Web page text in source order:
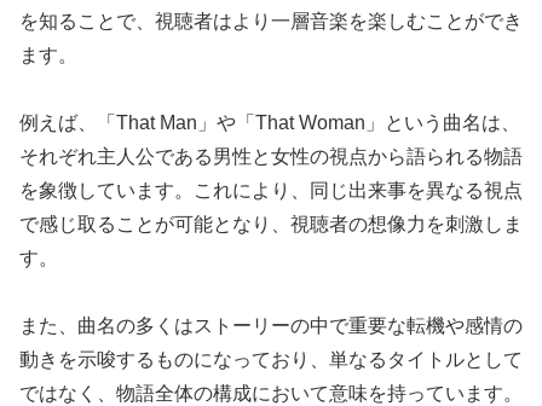
を知ることで、視聴者はより一層音楽を楽しむことができ
ます。
例えば、「That Man」や「That Woman」という曲名は、
それぞれ主人公である男性と女性の視点から語られる物語
を象徴しています。これにより、同じ出来事を異なる視点
で感じ取ることが可能となり、視聴者の想像力を刺激しま
す。
また、曲名の多くはストーリーの中で重要な転機や感情の
動きを示唆するものになっており、単なるタイトルとして
ではなく、物語全体の構成において意味を持っています。